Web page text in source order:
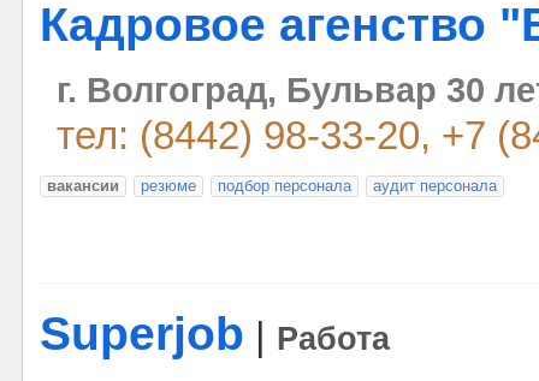
Кадровое агенство
г. Волгоград, Бульвар 30
тел: (8442) 98-33-20, +7
вакансии резюме подбор персонала аудит персонала
Superjob Работа